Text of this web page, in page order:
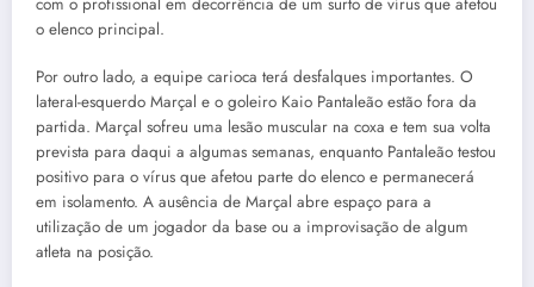
o elenco principal.
Por outro lado, a equipe carioca terá desfalques importantes. O
lateral-esquerdo Marçal e o goleiro Kaio Pantaleão estão fora da
partida. Marçal sofreu uma lesão muscular na coxa e tem sua volta
prevista para daqui a algumas semanas, enquanto Pantaleão testou
positivo para o vírus que afetou parte do elenco e permanecerá
em isolamento. A ausência de Marçal abre espaço para a
utilização de um jogador da base ou a improvisação de algum
atleta na posição.